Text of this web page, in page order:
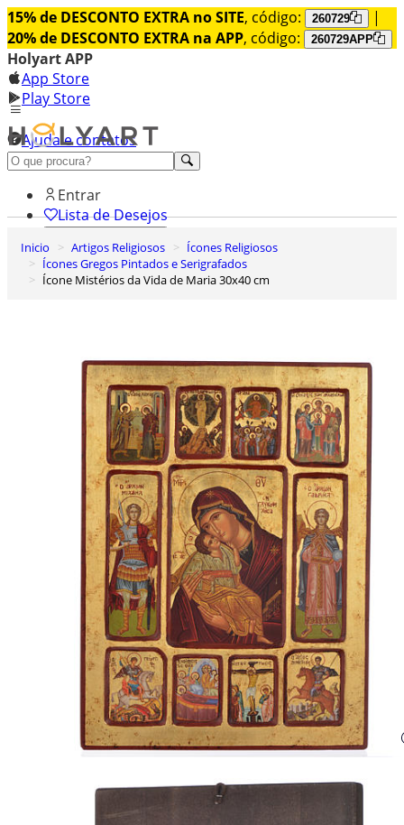
15% de DESCONTO EXTRA no SITE, código: 260729
|
20% de DESCONTO EXTRA na APP, código: 260729APP
Holyart APP
App Store
Play Store
Ajuda e contatos
Conheça premium
Entrar
Lista de Desejos
0
Carrinho de Compras
Inicio Artigos Religiosos
Ícones Religiosos
Ícones Gregos Pintados e Serigrafados
Ícone Mistérios da Vida de Maria 30x40 cm